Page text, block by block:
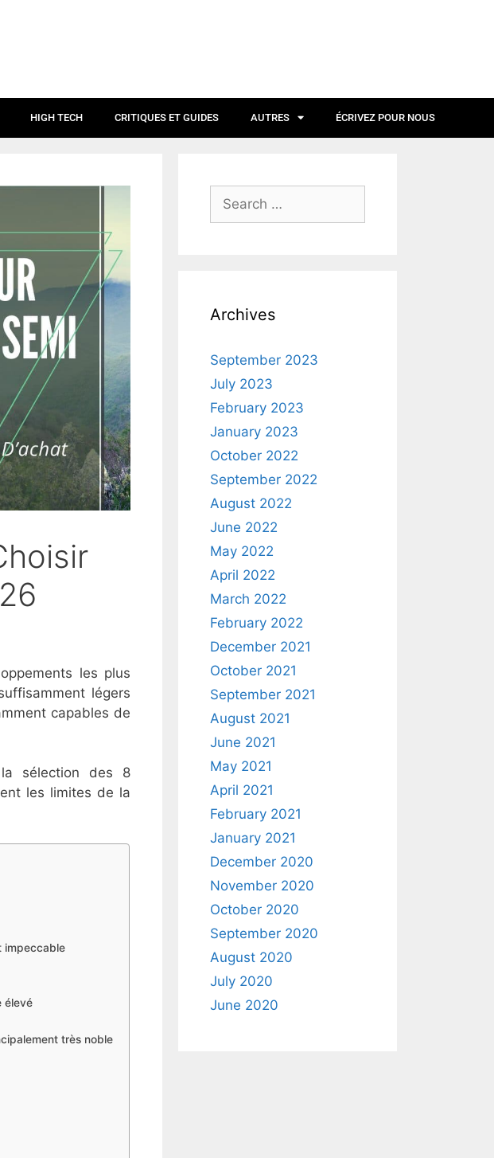
HIGH TECH CRITIQUES ET GUIDES AUTRES ÉCRIVEZ POUR NOUS
les plus
légers
capables de
sélection des 8
les limites de la
impeccable
élevé
très noble
Archives
September 2023
July 2023
February 2023
January 2023
October 2022
September 2022
August 2022
June 2022
May 2022
April 2022
March 2022
February 2022
December 2021
October 2021
September 2021
August 2021
June 2021
May 2021
April 2021
February 2021
January 2021
December 2020
November 2020
October 2020
September 2020
August 2020
July 2020
June 2020